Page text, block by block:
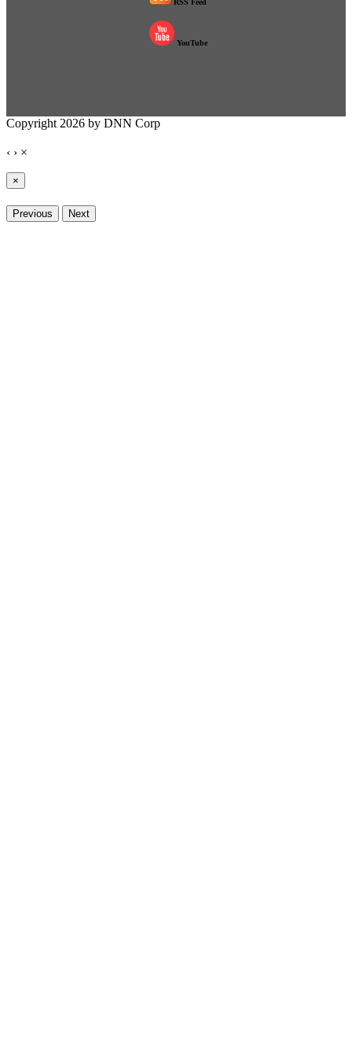
RSS Feed
YouTube
Copyright 2026 by DNN Corp
‹ › ×
×
Previous Next